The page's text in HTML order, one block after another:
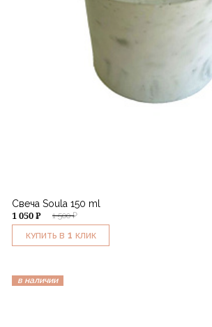
Свеча Soula 150 ml
1 500 ₽
1 050 ₽
КУПИТЬ В 1 КЛИК
в наличии